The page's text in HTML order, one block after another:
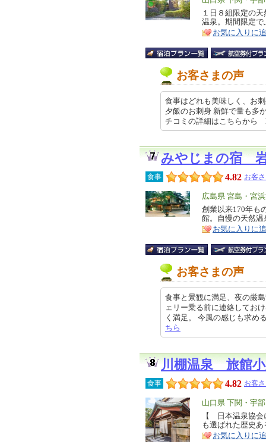
リ
ア
特
徴
１日８組限定の
温泉。期間限定
お気に入りに
お客さまの声
食事はどれも美味しく、お
夕飯のお刺身 新鮮で量も多
チコミの詳細はこちらか
みやじまの宿
食事 4.82 お客
エ
リ
ア
広島県 宮島・宮
特
徴
創業以来170年も
館。自慢の天然
お気に入りに
お客さまの声
食事と景観に満足、夜の厳
ェリー乗る前に連絡してお
く満足。 今風の感じも求
ちら
川棚温泉 旅館
食事 4.82 お客
エ
リ
ア
山口県 下関・宇部
特
徴
【 日本温泉協
も選ばれた歴史
お気に入りに